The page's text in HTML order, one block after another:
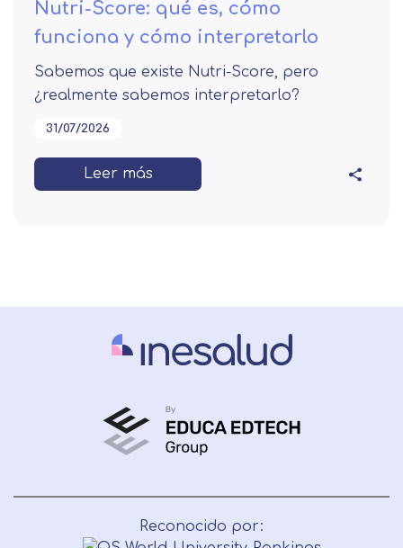
Nutri-Score: qué es, cómo
funciona y cómo interpretarlo
Sabemos que existe Nutri-Score, pero
¿realmente sabemos interpretarlo?
31/07/2026
Leer más
Reconocido por: